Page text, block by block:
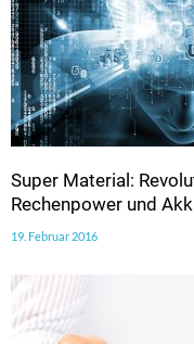
Super Material:
Rechenpower und
19. Februar 2016